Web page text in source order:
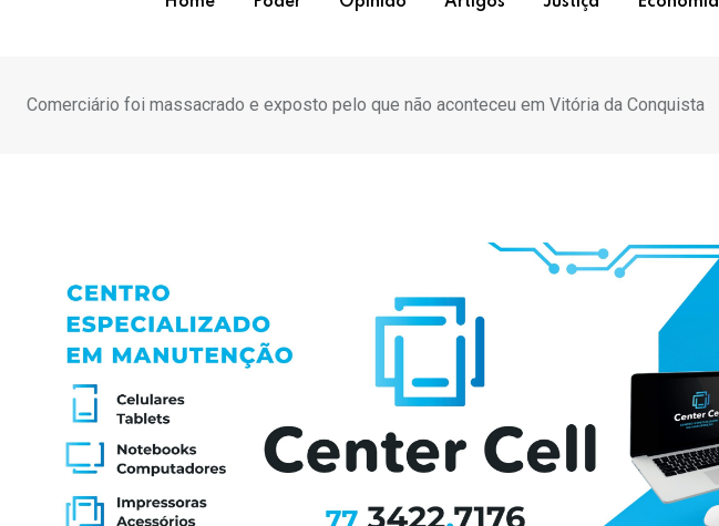
Comerciário foi massacrado e exposto pelo que não aconteceu em Vitória da Conquista